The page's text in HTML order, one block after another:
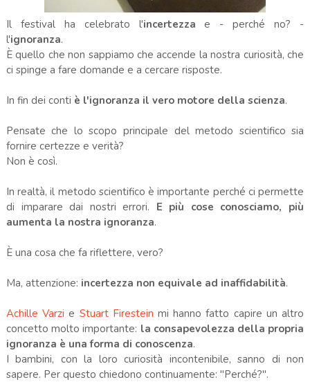
Il festival ha celebrato l'incertezza e - perché no? -
l'ignoranza.
È quello che non sappiamo che accende la nostra curiosità, che
ci spinge a fare domande e a cercare risposte.
In fin dei conti è l'ignoranza il vero motore della scienza.
Pensate che lo scopo principale del metodo scientifico sia
fornire certezze e verità?
Non è così.
In realtà, il metodo scientifico è importante perché ci permette
di imparare dai nostri errori. E più cose conosciamo, più
aumenta la nostra ignoranza.
È una cosa che fa riflettere, vero?
Ma, attenzione: incertezza non equivale ad inaffidabilità.
Achille Varzi e Stuart Firestein mi hanno fatto capire un altro
concetto molto importante: la consapevolezza della propria
ignoranza è una forma di conoscenza.
I bambini, con la loro curiosità incontenibile, sanno di non
sapere. Per questo chiedono continuamente: "Perché?".